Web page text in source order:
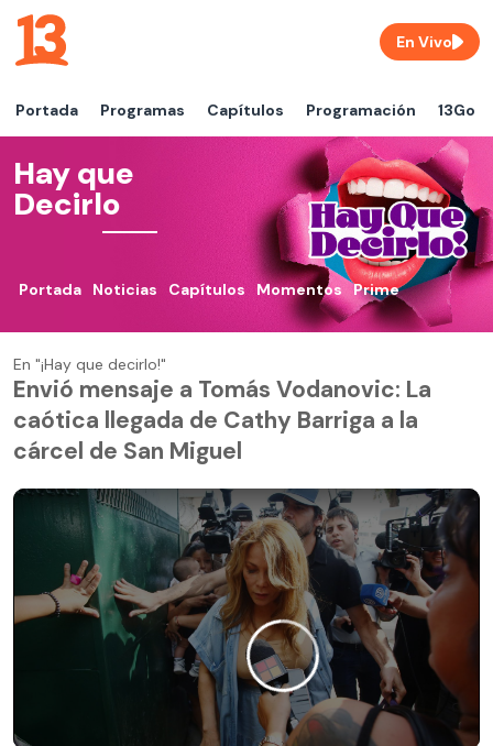
Portada Programas Capítulos Programación 13Go
En Vivo
Hay que
Decirlo
Portada Noticias Capítulos Momentos Prime
En "¡Hay que decirlo!"
Envió mensaje a Tomás Vodanovic: La
caótica llegada de Cathy Barriga a la
cárcel de San Miguel